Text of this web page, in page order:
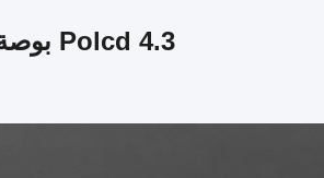
Polcd 4.3 بوصة 480 * 800 IPS شاشة TFT